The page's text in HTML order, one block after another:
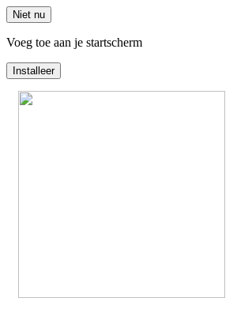
Niet nu
Voeg toe aan je startscherm
Installeer